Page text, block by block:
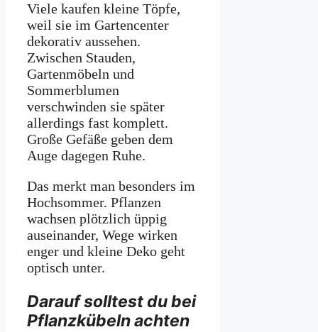
Viele kaufen kleine Töpfe,
weil sie im Gartencenter
dekorativ aussehen.
Zwischen Stauden,
Gartenmöbeln und
Sommerblumen
verschwinden sie später
allerdings fast komplett.
Große Gefäße geben dem
Auge dagegen Ruhe.
Das merkt man besonders im
Hochsommer. Pflanzen
wachsen plötzlich üppig
auseinander, Wege wirken
enger und kleine Deko geht
optisch unter.
Darauf solltest du bei
Pflanzkübeln achten